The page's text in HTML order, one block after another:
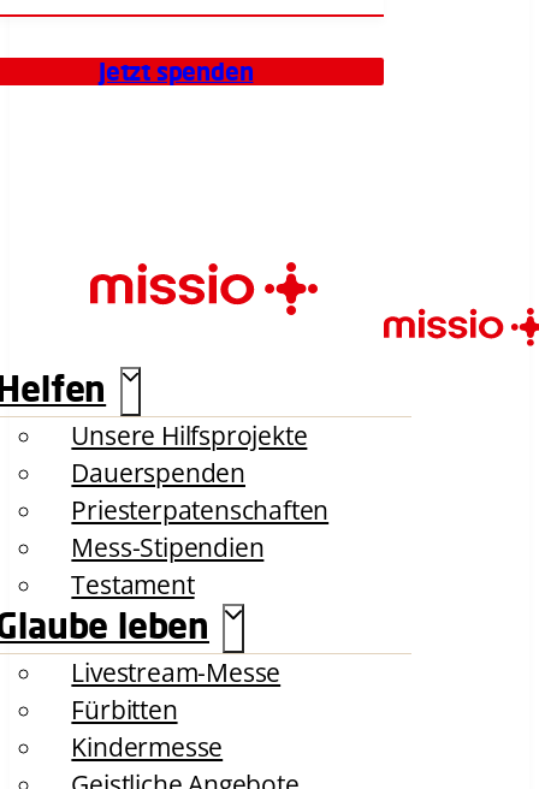
Jetzt spenden
Unsere Hilfsprojekte
Dauerspenden
Priesterpatenschaften
Mess-Stipendien
Testament
leben
Livestream-Messe
Fürbitten
Kindermesse